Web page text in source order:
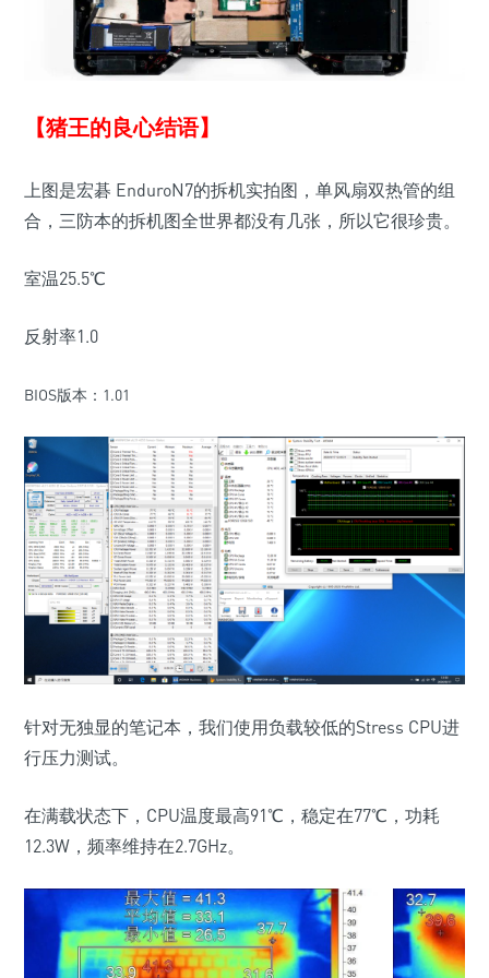
【猪王的良心结语】
上图是宏碁 EnduroN7的拆机实拍图，单风扇双热管的组
合，三防本的拆机图全世界都没有几张，所以它很珍贵。
室温25.5℃
反射率1.0
BIOS版本：1.01
针对无独显的笔记本，我们使用负载较低的Stress CPU进
行压力测试。
在满载状态下，CPU温度最高91℃，稳定在77℃，功耗
12.3W，频率维持在2.7GHz。